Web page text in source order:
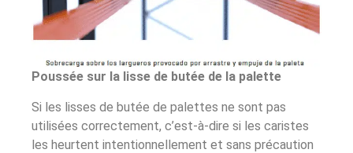
Poussée sur la lisse de butée de la palette
Si les lisses de butée de palettes ne sont pas
utilisées correctement, c’est-à-dire si les caristes
les heurtent intentionnellement et sans précaution